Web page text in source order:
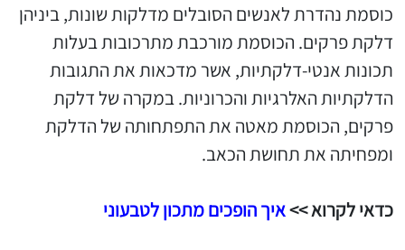
כוסמת נהדרת לאנשים הסובלים מדלקות שונות, ביניהן
דלקת פרקים. הכוסמת מורכבת מתרכובות בעלות
תכונות אנטי-דלקתיות, אשר מדכאות את התגובות
הדלקתיות האלרגיות והכרוניות. במקרה של דלקת
פרקים, הכוסמת מאטה את התפתחותה של הדלקת
ומפחיתה את תחושת הכאב.
כדאי לקרוא >>איך הופכים מתכון לטבעוני